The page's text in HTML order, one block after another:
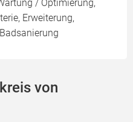
/ Optimierung,
Erweiterung,
von